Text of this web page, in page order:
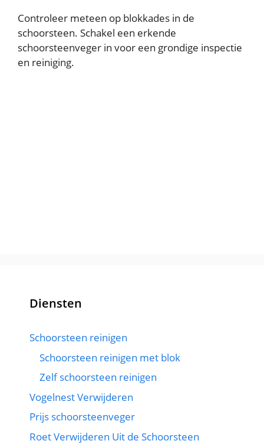
Controleer meteen op blokkades in de
schoorsteen. Schakel een erkende
schoorsteenveger in voor een grondige inspectie
en reiniging.
Diensten
Schoorsteen reinigen
Schoorsteen reinigen met blok
Zelf schoorsteen reinigen
Vogelnest Verwijderen
Prijs schoorsteenveger
Roet Verwijderen Uit de Schoorsteen